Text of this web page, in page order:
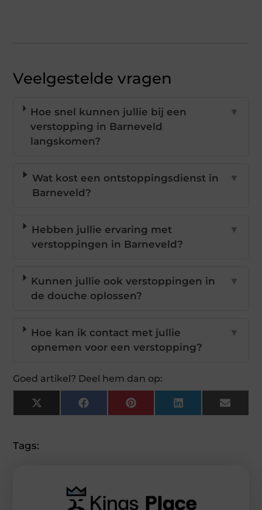
Veelgestelde vragen
Hoe snel kunnen jullie bij een
verstopping in Barneveld
langskomen?
▼
Wat kost een ontstoppingsdienst in
Barneveld?
▼
Hebben jullie ervaring met
verstoppingen in Barneveld?
▼
Kunnen jullie ook verstoppingen in
de douche oplossen?
▼
Hoe kan ik contact met jullie
opnemen voor een verstopping?
▼
Goed artikel? Deel hem dan op:
X
(Twitter)
FacebookPinterestLinkedInEmail
Tags: